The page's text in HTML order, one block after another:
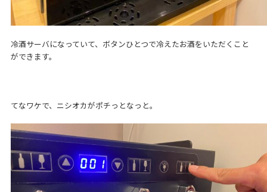
冷酒サーバになっていて、ボタンひとつで冷えたお酒をいただくこと
ができます。
てなワケで、ニシオカがポチっとなっと。